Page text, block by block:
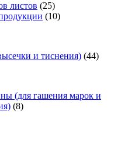
листов (25)
(10)
и тиснения) (44)
(для гашения марок и
(8)